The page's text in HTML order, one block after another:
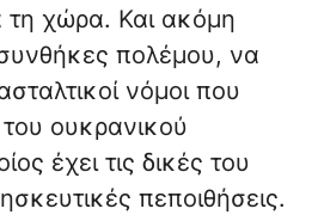
τη χώρα. Και ακόμη
πολέμου, να
νόμοι που
ουκρανικού
έχει τις δικές του
πεποιθήσεις.